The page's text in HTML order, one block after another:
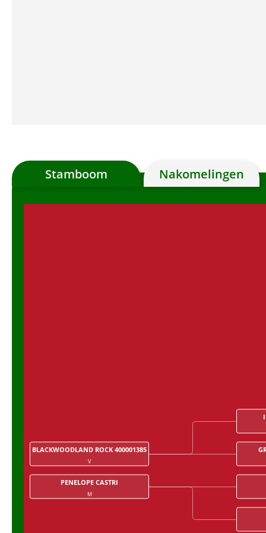
Stamboom Nakomelingen
BLACKWOODLAND ROCK 400001385
V
PENELOPE CASTRI
M